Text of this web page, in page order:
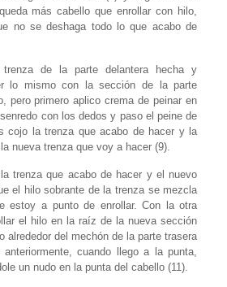
más cabello que enrollar con hilo,
no se deshaga todo lo que acabo de
de la parte delantera hecha y
lo mismo con la sección de la parte
pero primero aplico crema de peinar en
con los dedos y paso el peine de
cojo la trenza que acabo de hacer y la
nueva trenza que voy a hacer (9).
trenza que acabo de hacer y el nuevo
el hilo sobrante de la trenza se mezcla
estoy a punto de enrollar. Con la otra
el hilo en la raíz de la nueva sección
alrededor del mechón de la parte trasera
cuando llego a la punta,
un nudo en la punta del cabello (11).